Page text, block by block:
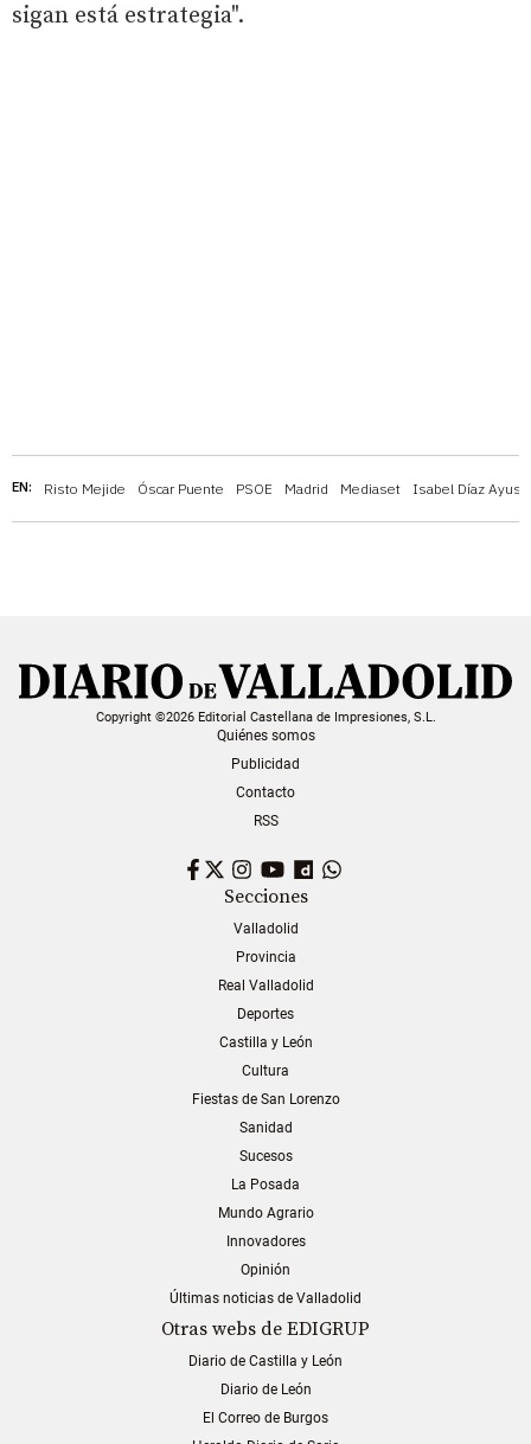
EN: Risto Mejide Óscar Puente PSOE Madrid Mediaset Isabel Díaz Ayuso
sigan está estrategia".
Copyright ©2026 Editorial Castellana de Impresiones, S.L.
Quiénes somos
Publicidad
Contacto
RSS
Facebook
TwitterInstagram
YouTubeDailymotion
Secciones
Valladolid
Provincia
Real Valladolid
Deportes
Castilla y León
Cultura
Fiestas de San Lorenzo
Sanidad
Sucesos
La Posada
Mundo Agrario
Innovadores
Opinión
Últimas noticias de Valladolid
Otras webs de EDIGRUP
Diario de Castilla y León
Diario de León
El Correo de Burgos